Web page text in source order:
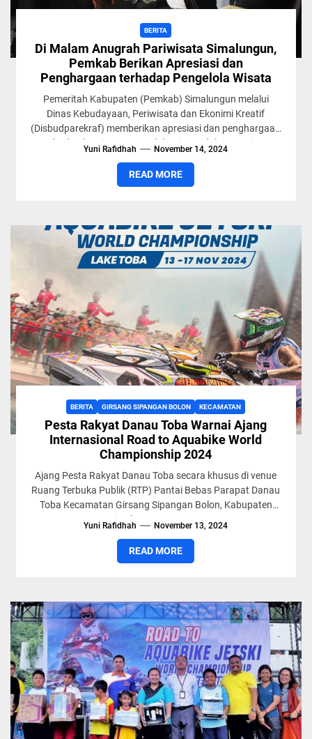
BERITA
Di Malam Anugrah Pariwisata Simalungun,
Pemkab Berikan Apresiasi dan
Penghargaan terhadap Pengelola Wisata
Pemeritah Kabupaten (Pemkab) Simalungun melalui
Dinas Kebudayaan, Periwisata dan Ekonimi Kreatif
(Disbudparekraf) memberikan apresiasi dan penghargaan
terhadap komitmen pengelola wisata dalam menjaga
Yuni Rafidhah November 14, 2024
READ MORE
BERITA GIRSANG SIPANGAN BOLON KECAMATAN
Pesta Rakyat Danau Toba Warnai Ajang
Internasional Road to Aquabike World
Championship 2024
Ajang Pesta Rakyat Danau Toba secara khusus di venue
Ruang Terbuka Publik (RTP) Pantai Bebas Parapat Danau
Toba Kecamatan Girsang Sipangan Bolon, Kabupaten
Simalungun, Sumut,...
Yuni Rafidhah November 13, 2024
READ MORE